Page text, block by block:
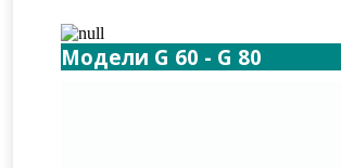
Модели G 60 - G 80